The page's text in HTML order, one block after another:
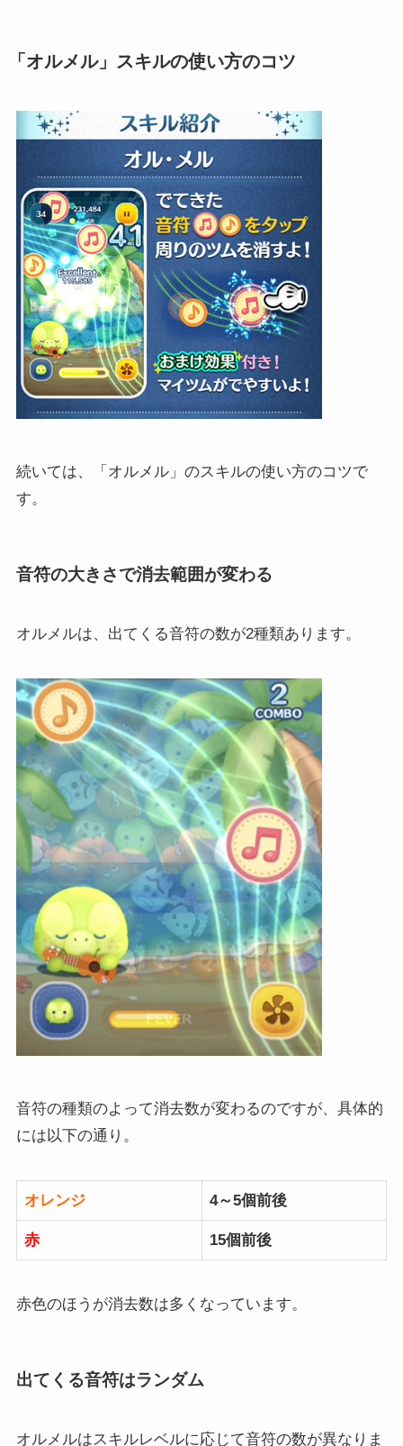
「オルメル」スキルの使い方のコツ
続いては、「オルメル」のスキルの使い方のコツで
す。
音符の大きさで消去範囲が変わる
オルメルは、出てくる音符の数が2種類あります。
音符の種類のよって消去数が変わるのですが、具体的
には以下の通り。
オレンジ 4～5個前後
赤 15個前後
赤色のほうが消去数は多くなっています。
出てくる音符はランダム
オルメルはスキルレベルに応じて音符の数が異なりま